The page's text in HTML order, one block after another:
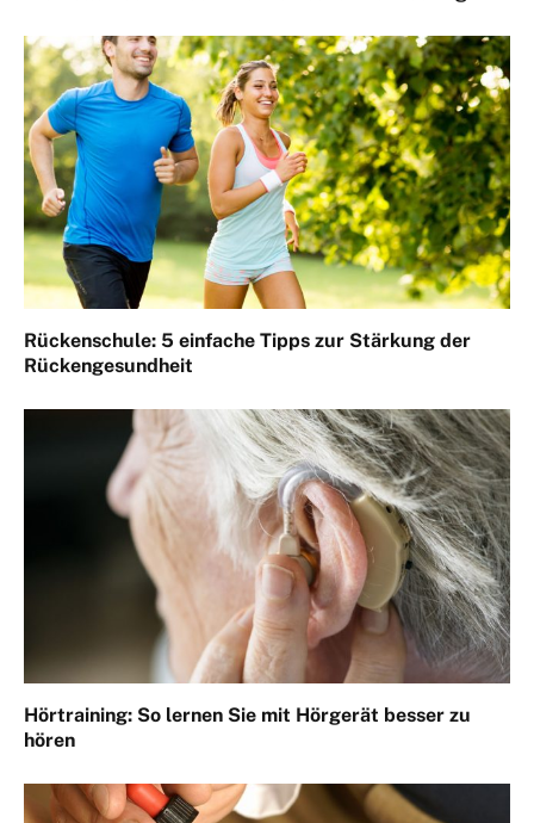
Rückenschule: 5 einfache Tipps zur Stärkung der
Rückengesundheit
Hörtraining: So lernen Sie mit Hörgerät besser zu
hören